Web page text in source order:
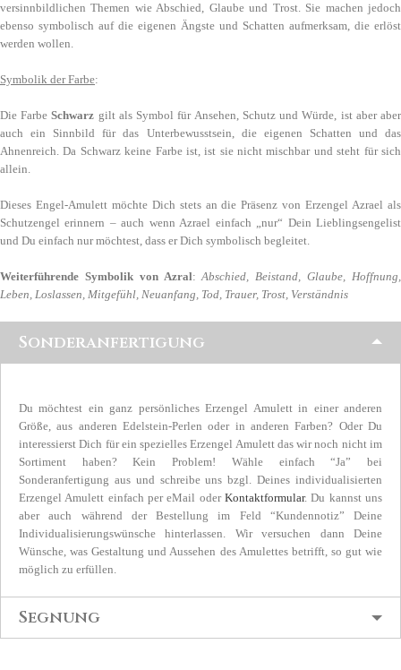
versinnbildlichen Themen wie Abschied, Glaube und Trost. Sie machen jedoch
ebenso symbolisch auf die eigenen Ängste und Schatten aufmerksam, die erlöst
werden wollen.
Symbolik der Farbe:
Die FarbeSchwarz gilt als Symbol für Ansehen, Schutz und Würde, ist aber aber
auch ein Sinnbild für das Unterbewusstsein, die eigenen Schatten und das
Ahnenreich. Da Schwarz keine Farbe ist, ist sie nicht mischbar und steht für sich
allein.
Dieses Engel-Amulett möchte Dich stets an die Präsenz von Erzengel Azrael als
Schutzengel erinnern – auch wenn Azrael einfach „nur“ Dein Lieblingsengelist
und Du einfach nur möchtest, dass er Dich symbolisch begleitet.
Weiterführende Symbolik von Azral:Abschied, Beistand, Glaube, Hoffnung,
Leben, Loslassen, Mitgefühl, Neuanfang, Tod, Trauer, Trost, Verständnis
Sonderanfertigung
Du möchtest ein ganz persönliches Erzengel Amulett in einer anderen
Größe, aus anderen Edelstein-Perlen oder in anderen Farben? Oder Du
interessierst Dich für ein spezielles Erzengel Amulett das wir noch nicht im
Sortiment haben? Kein Problem! Wähle einfach “Ja” bei
Sonderanfertigung aus und schreibe uns bzgl. Deines individualisierten
Erzengel Amulett einfach per eMail oder Kontaktformular. Du kannst uns
aber auch während der Bestellung im Feld “Kundennotiz” Deine
Individualisierungswünsche hinterlassen. Wir versuchen dann Deine
Wünsche, was Gestaltung und Aussehen des Amulettes betrifft, so gut wie
möglich zu erfüllen.
Segnung